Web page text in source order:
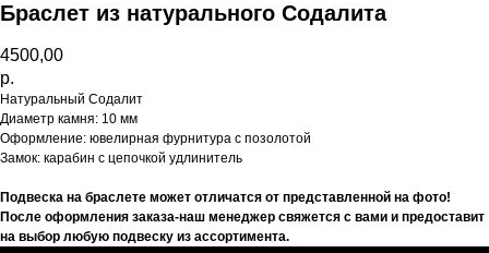
Браслет из натурального Содалита
4500,00
р.
Натуральный Содалит
Диаметр камня: 10 мм
Оформление: ювелирная фурнитура с позолотой
Замок: карабин с цепочкой удлинитель
Подвеска на браслете может отличатся от представленной на фото!
После оформления заказа-наш менеджер свяжется с вами и предоставит
на выбор любую подвеску из ассортимента.